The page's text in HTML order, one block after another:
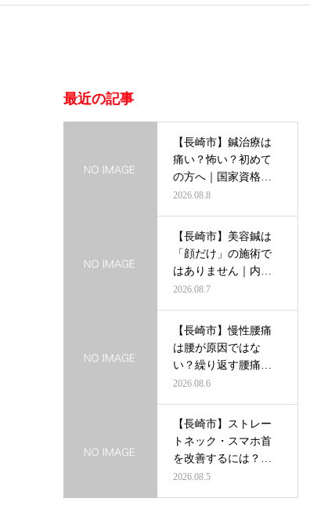
最近の記事
【長崎市】鍼治療は
痛い？怖い？初めて
の方へ｜国家資格者
がわかりやす…
2026.08.8
【長崎市】美容鍼は
「顔だけ」の施術で
はありません｜内側
から輝く美し…
2026.08.7
【長崎市】慢性腰痛
は腰が原因ではな
い？繰り返す腰痛を
根本から改善す…
2026.08.6
【長崎市】ストレー
トネック・スマホ首
を改善するには？首
だけを治療し…
2026.08.5